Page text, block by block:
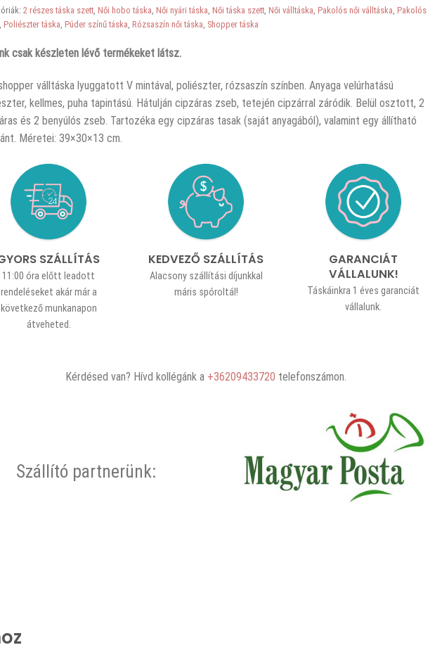
2 részes táska szett, Női hobo táska, Női nyári táska, Női táska szett, Női válltáska, Pakolós női válltáska, Pakolós
, Poliészter táska, Púder színű táska, Rózsaszín női táska, Shopper táska
csak készleten lévő termékeket látsz.
válltáska lyuggatott V mintával, poliészter, rózsaszín színben. Anyaga velúrhatású
kellmes, puha tapintású. Hátulján cipzáras zseb, tetején cipzárral záródik. Belül osztott, 2
és 2 benyúlós zseb. Tartozéka egy cipzáras tasak (saját anyagából), valamint egy állítható
Méretei: 39×30×13 cm.
SZÁLLÍTÁS
11:00 óra előtt leadott
rendeléseket akár már a
következő munkanapon
átveheted.
KEDVEZŐ SZÁLLÍTÁS
Alacsony szállítási díjunkkal
máris spóroltál!
GARANCIÁT
VÁLLALUNK!
Táskáinkra 1 éves garanciát
vállalunk.
Kérdésed van? Hívd kollégánk a +36209433720 telefonszámon.
Szállító partnerünk: